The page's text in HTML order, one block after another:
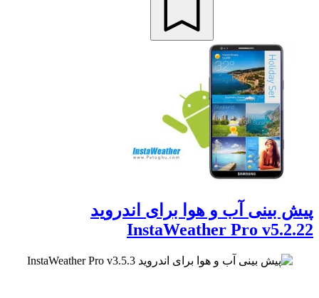
پیش بینی آب و هوا برای اندروید
InstaWeather Pro v5.2.22